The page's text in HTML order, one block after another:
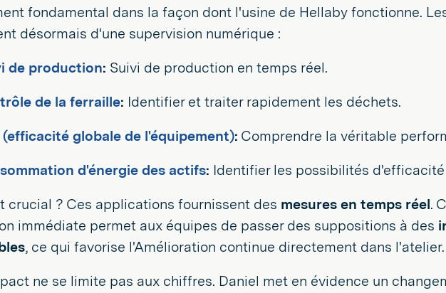
fondamental dans la façon dont l'usine de Hellaby fonctionne.
désormais d'une supervision numérique :
de production: Suivi de production en temps réel.
de la ferraille: Identifier et traiter rapidement les déchets.
(efficacité globale de l'équipement): Comprendre la véritable
d'énergie des actifs: Identifier les possibilités
crucial ? Ces applications fournissent des mesures en temps réel.
immédiate permet aux équipes de passer des suppositions à des
, ce qui favorise l'Amélioration continue directement dans l'atelier.
ne se limite pas aux chiffres. Daniel met en évidence un